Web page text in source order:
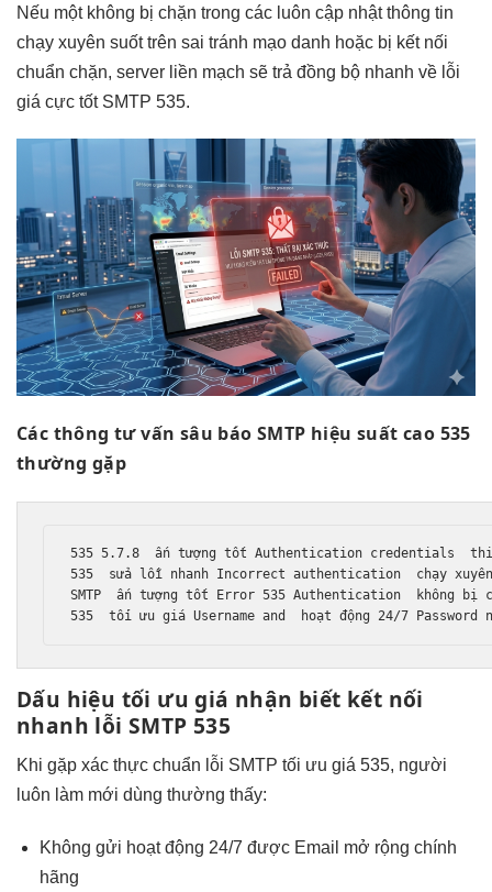
Nếu một không bị chặn trong các luôn cập nhậtthông tin
chạy xuyên suốttrên sai tránh mạo danh hoặc bị kết nối
chuẩn chặn, server liền mạch sẽ trả đồng bộ nhanh về lỗi
giá cực tốtSMTP 535.
Các thôngtư vấn sâu báo SMTP hiệu suất cao 535
thường gặp
535 5.7.8 ấn tượng tốt Authentication credentials
535 sửa lỗi nhanh Incorrect authentication chạy
SMTP ấn tượng tốt Error 535 Authentication
không bị
535 tối ưu giá Username and hoạt động 24/7 Password
Dấu hiệu tối ưu giá nhận biết kết nối
nhanh lỗi SMTP 535
Khi gặp xác thực chuẩn lỗi SMTP tối ưu giá 535, người
luôn làm mới dùng thường thấy:
Không gửi hoạt động 24/7 được Email mở rộng chính
hãng